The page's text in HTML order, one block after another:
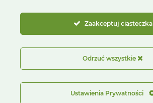
biuro@goryswietokrzyskie.travel
ul. Benedyktyńska 6
26-006 Nowa Słupia
Zaakceptuj ciasteczka
Odrzuć wszystkie
Ustawienia Prywatności